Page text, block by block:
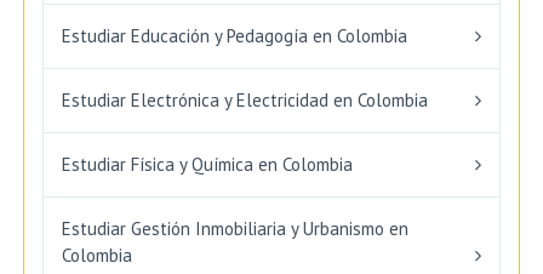
Estudiar Educación y Pedagogía en Colombia
Estudiar Electrónica y Electricidad en Colombia
Estudiar Física y Química en Colombia
Estudiar Gestión Inmobiliaria y Urbanismo en
Colombia